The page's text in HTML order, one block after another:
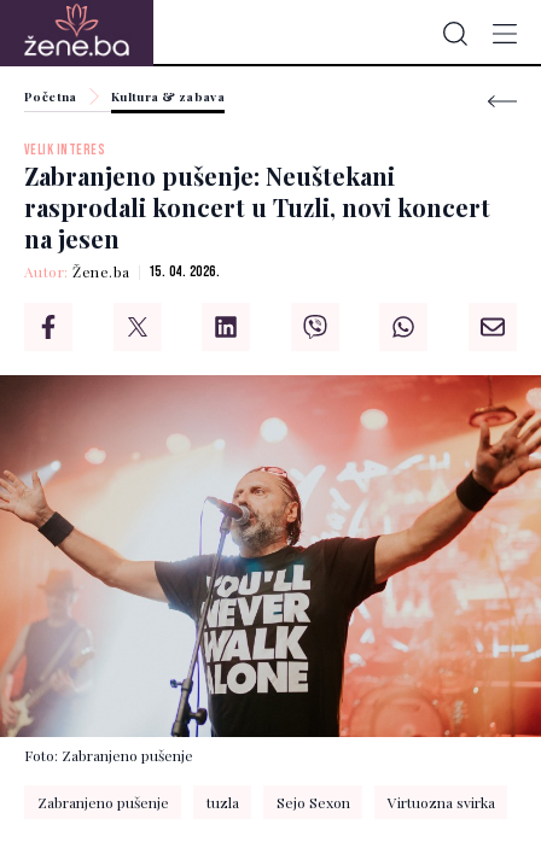
Početna Kultura & zabava
VELIK INTERES
Zabranjeno pušenje: Neuštekani
rasprodali koncert u Tuzli, novi koncert
na jesen
Autor:Žene.ba 15. 04. 2026.
Foto: Zabranjeno pušenje
Zabranjeno pušenje tuzla Sejo Sexon Virtuozna svirka